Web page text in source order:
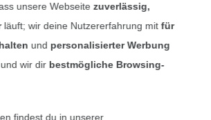
Datenschutz
Widerrufsrecht
unsere Webseite zuverlässig,
läuft; wir deine Nutzererfahrung mitfür
und personalisierter Werbung
wir dir bestmögliche Browsing-
findest du in unserer